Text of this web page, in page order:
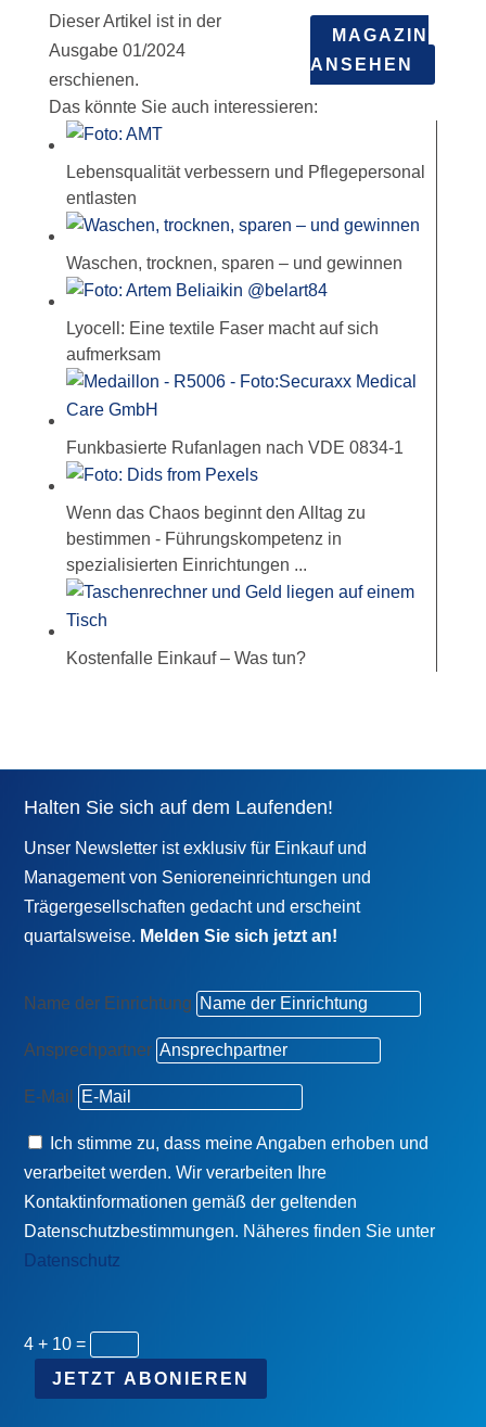
Dieser Artikel ist in der
Ausgabe 01/2024
erschienen.
MAGAZIN
ANSEHEN
Das könnte Sie auch interessieren:
Lebensqualität verbessern und Pflegepersonal
entlasten
Waschen, trocknen, sparen – und gewinnen
Lyocell: Eine textile Faser macht auf sich
aufmerksam
Funkbasierte Rufanlagen nach VDE 0834-1
Wenn das Chaos beginnt den Alltag zu
bestimmen - Führungskompetenz in
spezialisierten Einrichtungen ...
Kostenfalle Einkauf – Was tun?
Halten Sie sich auf dem Laufenden!
Unser Newsletter ist exklusiv für Einkauf und
Management von Senioreneinrichtungen und
Trägergesellschaften gedacht und erscheint
quartalsweise. Melden Sie sich jetzt an!
Name der Einrichtung
Ansprechpartner
E-Mail
Ich stimme zu, dass meine Angaben erhoben und
verarbeitet werden. Wir verarbeiten Ihre
Kontaktinformationen gemäß der geltenden
Datenschutzbestimmungen. Näheres finden Sie unter
Datenschutz
4 + 10 =
JETZT ABONIEREN